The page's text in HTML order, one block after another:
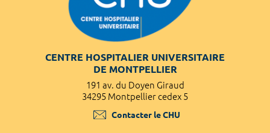
CENTRE HOSPITALIER UNIVERSITAIRE
DE MONTPELLIER
191 av. du Doyen Giraud
34295 Montpellier cedex 5
Contacter le CHU